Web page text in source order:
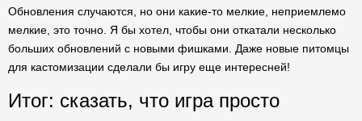
Обновления случаются, но они какие-то мелкие, неприемлемо
мелкие, это точно. Я бы хотел, чтобы они откатали несколько
больших обновлений с новыми фишками. Даже новые питомцы
для кастомизации сделали бы игру еще интересней!
Итог: сказать, что игра просто